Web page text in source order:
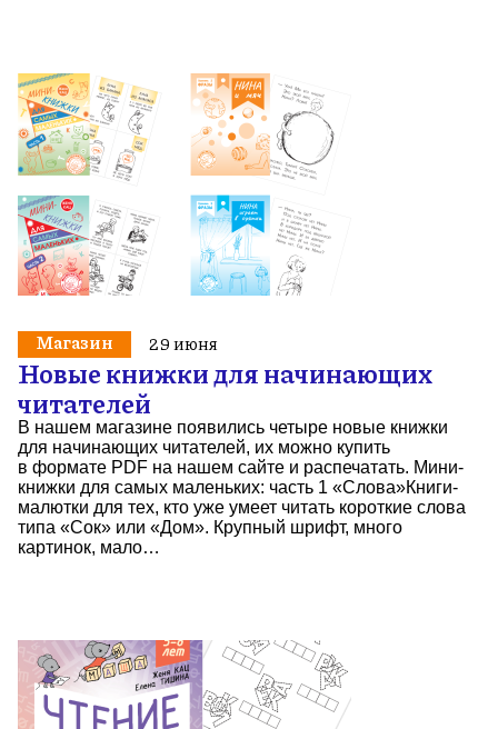
Магазин 29 июня
Новые книжки для начинающих
читателей
В нашем магазине появились четыре новые книжки
для начинающих читателей, их можно купить
в формате PDF на нашем сайте и распечатать. Мини-
книжки для самых маленьких: часть 1 «Слова»Книги-
малютки для тех, кто уже умеет читать короткие слова
типа «Сок» или «Дом». Крупный шрифт, много
картинок, мало…